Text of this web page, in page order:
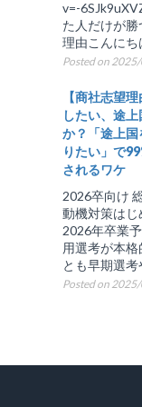
v=-
た人だけが
理由こんにち
Posted on
【商社志望
したい、途
か？「途上国
りたい」で
されるワケ
2026卒向け
動機対策はじ
2026年卒業
用選考が本
とも早期選考
Posted on